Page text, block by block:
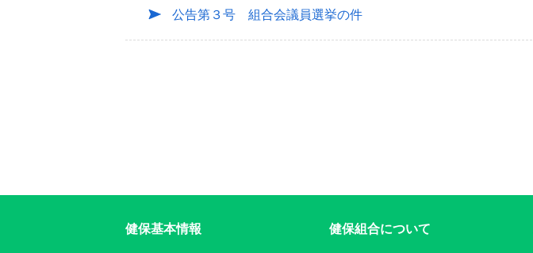
公告第３号 組合会議員選挙の件
健保基本情報 健保組合について